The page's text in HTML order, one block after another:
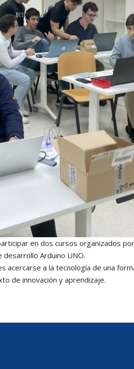
en dos cursos organizados
desarrollo Arduino UNO.
acercarse a la tecnología de una
de innovación y aprendizaje.